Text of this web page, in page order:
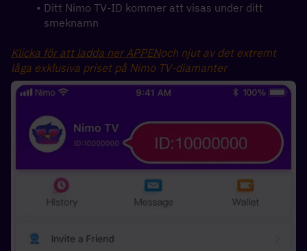
Ditt Nimo TV-ID kommer att visas under ditt
smeknamn
Klicka för att ladda ner APPENoch njut av det extremt
låga exklusiva priset på Nimo TV-diamanter